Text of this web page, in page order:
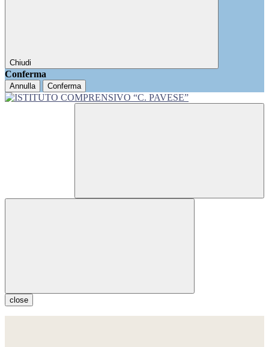
Chiudi
Conferma
Annulla Conferma
close